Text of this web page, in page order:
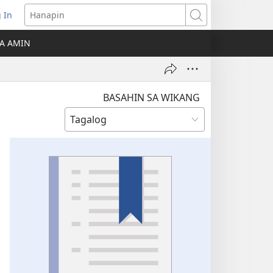
In
Hanapin
AMIN
BASAHIN SA WIKANG